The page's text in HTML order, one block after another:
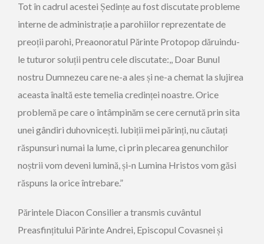
Tot în cadrul acestei Ședințe au fost discutate probleme
interne de administrație a parohiilor reprezentate de
preoții parohi, Preaonoratul Părinte Protopop dăruindu-
le tuturor soluții pentru cele discutate:,, Doar Bunul
nostru Dumnezeu care ne-a ales și ne-a chemat la slujirea
aceasta înaltă este temelia credinței noastre. Orice
problemă pe care o întâmpinăm se cere cernută prin sita
unei gândiri duhovnicești. Iubiții mei părinți, nu căutați
răspunsuri numai la lume, ci prin plecarea genunchilor
noștrii vom deveni lumină, și-n Lumina Hristos vom găsi
răspuns la orice întrebare.”
Părintele Diacon Consilier a transmis cuvântul
Preasfințitului Părinte Andrei, Episcopul Covasnei și